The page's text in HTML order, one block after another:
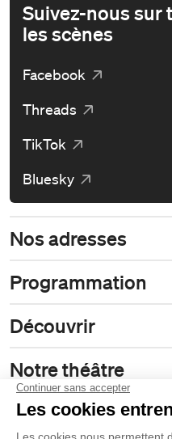
Suivez-nous sur
les scènes
Facebook
Threads
TikTok
Bluesky
Nos adresses
Programmation
Découvrir
Notre théâtre
Philanthropie et